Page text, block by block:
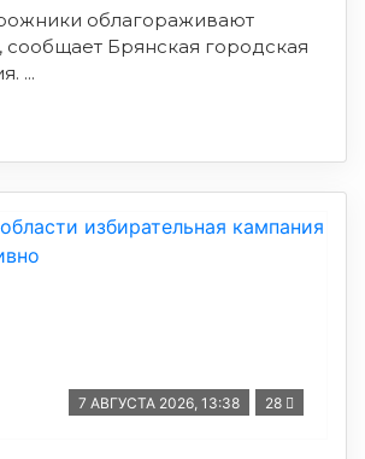
облагораживают
сообщает Брянская городская
...
7 АВГУСТА 2026, 13:38 28